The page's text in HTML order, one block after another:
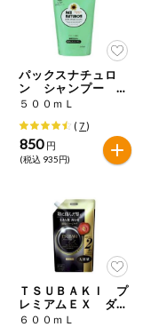
お問い合わせ
衣料品
ペット
先着限定企画
スマート・ワ
ン注文
今週のお買い
コープ商品
パックスナチュロ
ン シャンプー 詰
替用
５００ｍＬ
(7)
850 円
(税込 935円)
ＴＳＵＢＡＫＩ プ
レミアムＥＸ ダメ
ージケア＆リペア
６００ｍＬ